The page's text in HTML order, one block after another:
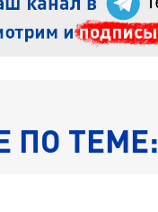
ПО ТЕМЕ: